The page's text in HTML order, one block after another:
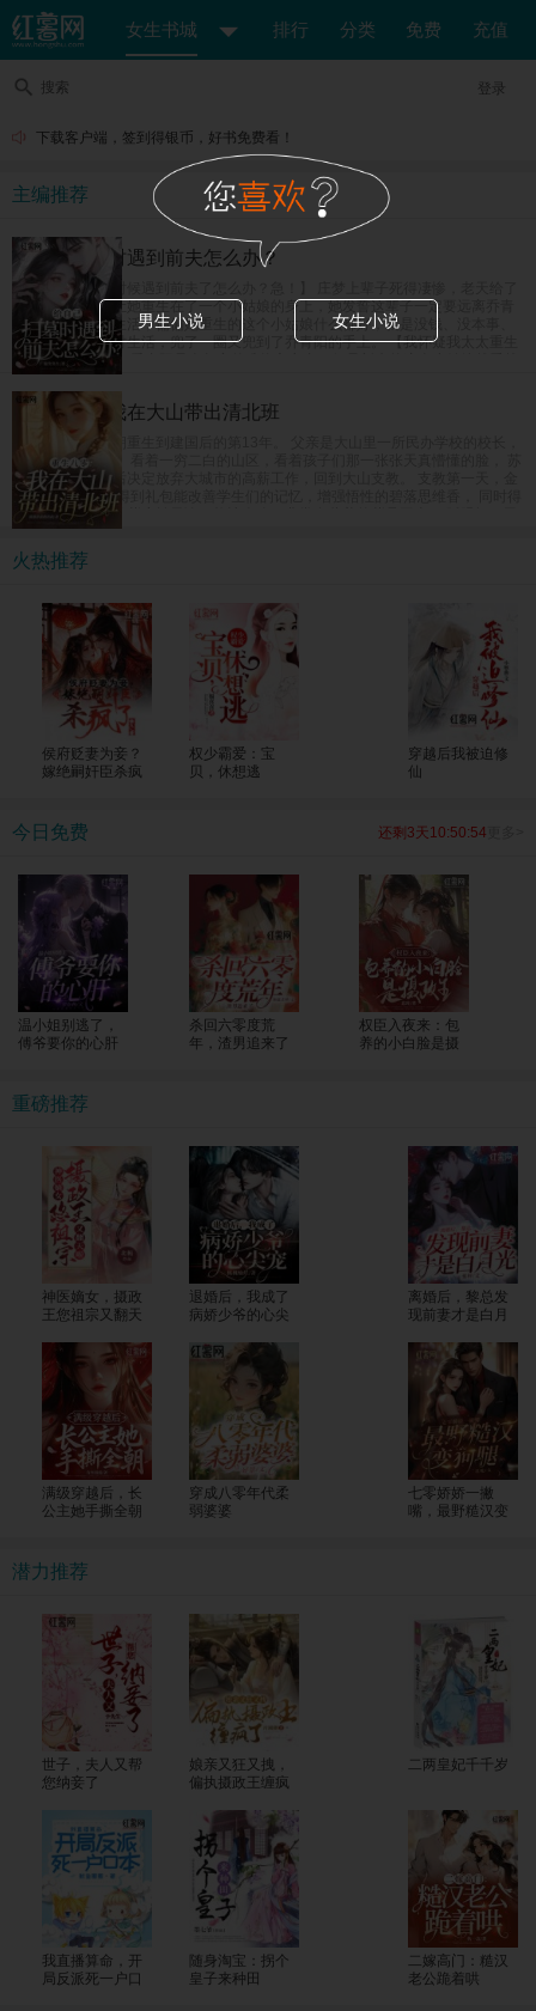
女生书城 排行 分类 免费 充值
搜索 登录
下载客户端，签到得银币，好书免费看！
主编推荐
给自己扫墓时遇到前夫怎么办？
【给自己上坟的时候遇到前夫了怎么办？急！】 庄梦上辈子死得凄惨，老天给了
她重开的机会，让她重生在了一个小姑娘的身上，她发誓这辈子一定要远离乔青
阳，奔向美好新生活，偏偏她重生的这个小姑娘什么都好，就是没钱、没本事、
没学历，她为了讨生活，兜了一圈又兜到了乔青阳的手上。 【我怀疑我太太重生
了怎么办？急！】 乔青阳是个坚定的唯物主义者，但是新来的这个小姑娘越看越
像是庄梦死后换的新马甲，难道是老天爷看他死了老婆这么可怜，又把他老婆送
回来了？
重生八零：我在大山带出清北班
女富豪苏茵茵一朝重生到建国后的第13年。 父亲是大山里一所民办学校的校长，
也是唯一的老师。 看着一穷二白的山区，看着孩子们那一张张天真懵懂的脸， 苏
茵茵在完成学业后决定放弃大城市的高薪工作，回到大山支教。 支教第一天，金
手指系统上线。 得到礼包能改善学生们的记忆，增强悟性的碧落思维香， 同时得
到了能强身健体的紫府转元诀，能让人吃了非常有营养的紫晶玉米， 眨眼间，民
办小学升级成民办中学，父女俩教出来的学生一个个进城拿竞赛名次，毕业班高
考生一个个上了清北！ 全国人民震惊，纷纷发来贺电，“苏老师，明年我能把孩子
转过来吗？大山的修路费我包了！”
火热推荐
侯府贬妻为妾？
嫁绝嗣奸臣杀疯
权少霸爱：宝
贝，休想逃
穿越后我被迫修
仙
今日免费 还剩3天10:50:54
温小姐别逃了，
傅爷要你的心肝
杀回六零度荒
年，渣男追来了
权臣入夜来：包
养的小白脸是摄
重磅推荐
神医嫡女，摄政
王您祖宗又翻天
退婚后，我成了
病娇少爷的心尖
离婚后，黎总发
现前妻才是白月
满级穿越后，长
公主她手撕全朝
穿成八零年代柔
弱婆婆
七零娇娇一撇
嘴，最野糙汉变
潜力推荐
世子，夫人又帮
您纳妾了
娘亲又狂又拽，
偏执摄政王缠疯
二两皇妃千千岁
我直播算命，开
局反派死一户口
随身淘宝：拐个
皇子来种田
二嫁高门：糙汉
老公跪着哄
男生小说 女生小说